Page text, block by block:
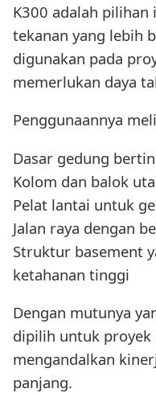
K300 adalah
tekanan yang lebih
digunakan pada
memerlukan daya
Penggunaannya
Dasar gedung
Kolom dan balok
Pelat lantai untuk
Jalan raya dengan
Struktur basement
ketahanan tinggi
Dengan mutunya
dipilih untuk proyek
mengandalkan
panjang.